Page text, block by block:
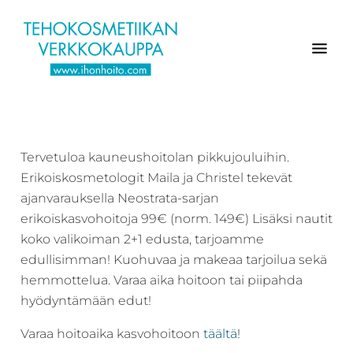
pääsisältöön
ensisijaiseen
sivupalkkiin
alatunnisteeseen
Kosmetiikan
verkkokauppa
-
Tilaa
jo
tänään
tuotteet:
Exuviance,
Environ,
Medik8,
iS
Clinical,
Priori,
Bion,
Gernétic,
Tervetuloa kauneushoitolan pikkujouluihin.
Erikoiskosmetologit Maila ja Christel tekevät
ajanvarauksella Neostrata-sarjan
erikoiskasvohoitoja 99€ (norm. 149€) Lisäksi nautit
koko valikoiman 2+1 edusta, tarjoamme
edullisimman! Kuohuvaa ja makeaa tarjoilua sekä
hemmottelua. Varaa aika hoitoon tai piipahda
hyödyntämään edut!
Varaa hoitoaika kasvohoitoon täältä!